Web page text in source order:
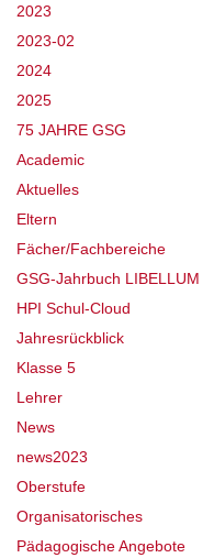
2023
2023-02
2024
2025
75 JAHRE GSG
Academic
Aktuelles
Eltern
Fächer/Fachbereiche
GSG-Jahrbuch LIBELLUM
HPI Schul-Cloud
Jahresrückblick
Klasse 5
Lehrer
News
news2023
Oberstufe
Organisatorisches
Pädagogische Angebote